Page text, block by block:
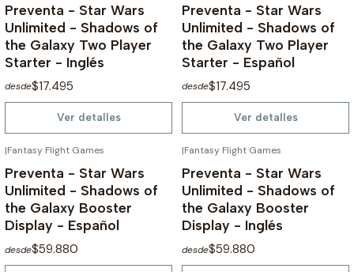
Preventa - Star Wars
Unlimited - Shadows of
the Galaxy Two Player
Starter - Inglés
desde$17.495
Ver detalles
Preventa - Star Wars
Unlimited - Shadows of
the Galaxy Two Player
Starter - Español
desde$17.495
Ver detalles
NO DISPONIBLE
|Fantasy Flight Games
Preventa - Star Wars
Unlimited - Shadows of
the Galaxy Booster
Display - Español
desde$59.880
NO DISPONIBLE
|Fantasy Flight Games
Preventa - Star Wars
Unlimited - Shadows of
the Galaxy Booster
Display - Inglés
desde$59.880